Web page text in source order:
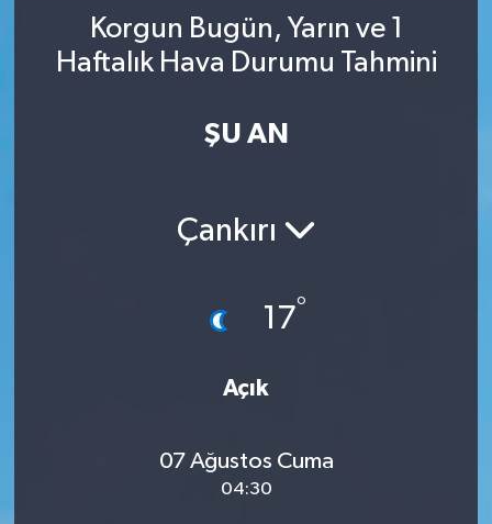
Korgun Bugün, Yarın ve 1
Haftalık Hava Durumu Tahmini
ŞU AN
Çankırı
17°
Açık
07 Ağustos Cuma
04:30
YAŞAM